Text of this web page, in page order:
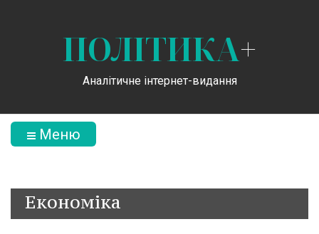
ПОЛІТИКА+
Аналітичне інтернет-видання
Меню
Економіка